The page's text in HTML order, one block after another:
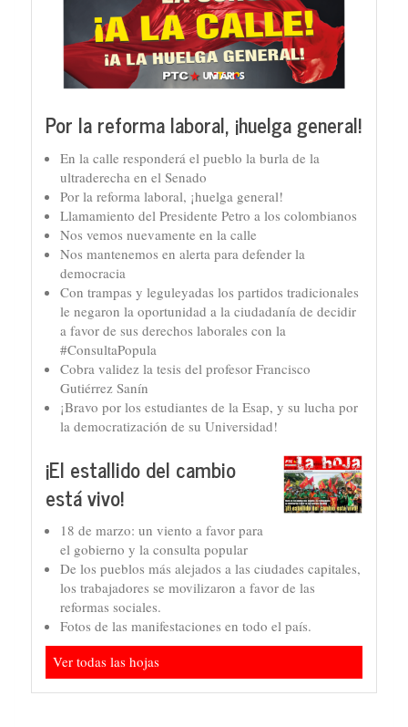
Por la reforma laboral, ¡huelga general!
En la calle responderá el pueblo la burla de la
ultraderecha en el Senado
Por la reforma laboral, ¡huelga general!
Llamamiento del Presidente Petro a los colombianos
Nos vemos nuevamente en la calle
Nos mantenemos en alerta para defender la
democracia
Con trampas y leguleyadas los partidos tradicionales
le negaron la oportunidad a la ciudadanía de decidir
a favor de sus derechos laborales con la
#ConsultaPopula
Cobra validez la tesis del profesor Francisco
Gutiérrez Sanín
¡Bravo por los estudiantes de la Esap, y su lucha por
la democratización de su Universidad!
¡El estallido del cambio
está vivo!
18 de marzo: un viento a favor para
el gobierno y la consulta popular
De los pueblos más alejados a las ciudades capitales,
los trabajadores se movilizaron a favor de las
reformas sociales.
Fotos de las manifestaciones en todo el país.
Ver todas las hojas